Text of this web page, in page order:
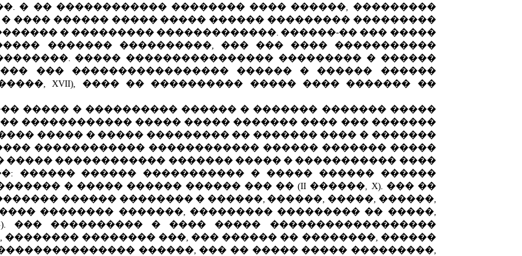
� �� ������������ �������� ���� ������, ���������
���� ������ ����� ����� ������ ��������� ���������
� ��������� �������������. ������-�� ��� �����
������� ����������, ��� ��� ���� �����������
����� ���������������� ��������� � ������
��� ����������������� ������ � ������ ������
XVII), ���� �� ���������� ����� ���� ������� ��
����� � ���������� ������ � ������� ������� �����
��� ������������ ����� ����� ������� ���� ��� �������
����� � ����� ��������� �� ������� ���� � �������
������������ ������������ ������ ������� �����
����� ������������ ������� ����� � ����������� ����
������ ������ ����������� � ����� ������ ������
� ����� ������ ������ ��� �� (II ������, X). ��� ��
������ �������� � ������, ������, �����, ������,
�������� �������, ��������� ��������� �� �����,
��� ���������� � ���� ����� ������������������
�������� ���, ��� ������ �� ��������, ������
������, ��� �� ����� ����� ���������,